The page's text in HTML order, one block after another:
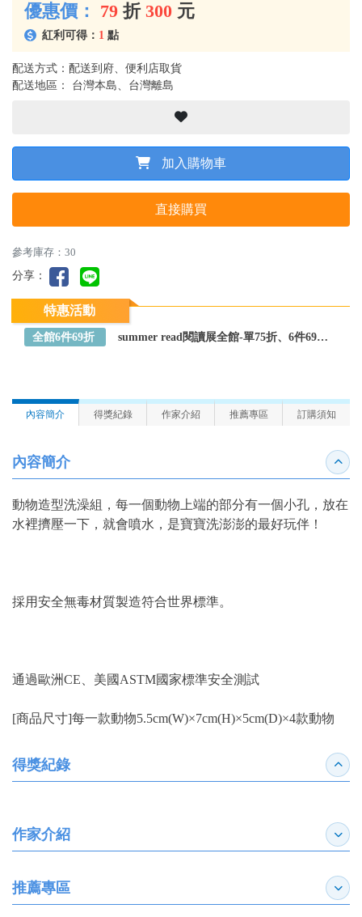
優惠價： 79 折 300 元
紅利可得： 1 點
配送方式：配送到府、便利店取貨
配送地區： 台灣本島、台灣離島
加入購物車
直接購買
參考庫存：30
分享：
特惠活動
全館6件69折 summer read閱讀展全館-單75折、6件69折～全館任選
內容簡介 得獎紀錄 作家介紹 推薦專區 訂購須知
內容簡介 收合
動物造型洗澡組，每一個動物上端的部分有一個小孔，放在
水裡擠壓一下，就會噴水，是寶寶洗澎澎的最好玩伴！
採用安全無毒材質製造符合世界標準。
通過歐洲CE、美國ASTM國家標準安全測試
[商品尺寸]每一款動物5.5cm(W)×7cm(H)×5cm(D)×4款動物
得獎紀錄 收合
作家介紹 展開
推薦專區 展開